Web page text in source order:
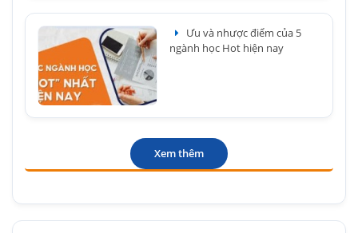
Ưu và nhược điểm của 5
ngành học Hot hiện nay
Xem thêm